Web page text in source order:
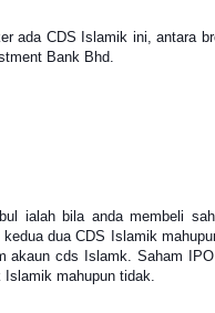
ada CDS Islamik ini, antara
Bank Bhd.
ialah bila anda membeli
kedua dua CDS Islamik
akaun cds Islamk. Saham
Islamik mahupun tidak.